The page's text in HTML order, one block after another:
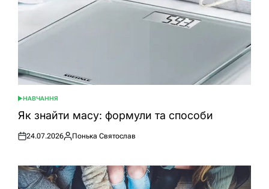
ОПУБЛІКУВАТИ
У
НАВЧАННЯ
Як знайти масу: формули та способи
Оприлюднено
24.07.2026
Опубліковано
Понька Святослав